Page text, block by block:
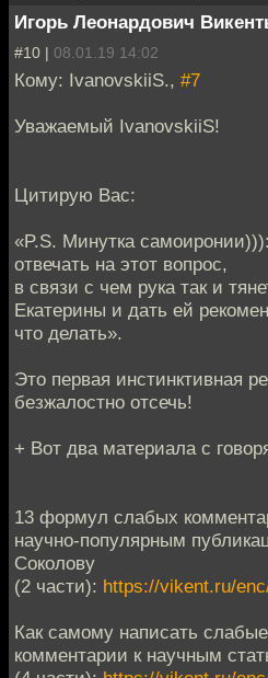
Игорь Леонардович
#10 | 08.01.19 14:02
Кому: IvanovskiiS., #7
Уважаемый IvanovskiiS!
Цитирую Вас:
«P.S. Минутка
отвечать на этот вопрос,
в связи с чем рука так и
Екатерины и дать ей
что делать».
Это первая инстинктивная
безжалостно отсечь!
+ Вот два материала с
13 формул слабых
научно-популярным
Соколову
(2 части): https://vikent.ru/
Как самому написать
комментарии к научным